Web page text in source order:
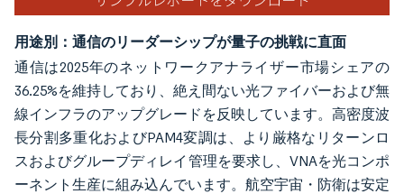
用途別：通信のリーダーシップが量子の挑戦に直面
通信は2025年のネットワークアナライザー市場シェアの
36.25%を維持しており、絶え間ない光ファイバーおよび無
線インフラのアップグレードを反映しています。高密度波
長分割多重化およびPAM4変調は、より厳格なリターンロ
スおよびグループディレイ管理を要求し、VNAを光コンポ
ーネント生産に組み込んでいます。航空宇宙・防衛は安定